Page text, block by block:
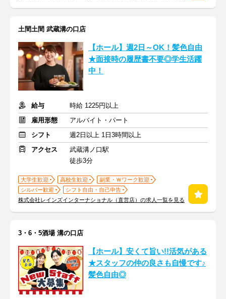
土間土間 武蔵溝の口店
【ホール】週2日～OK！髪色自由
★面接時の履歴書不要◎学生活躍
中！
給与
時給 1225円以上
雇用形態
アルバイト・パート
シフト
週2日以上 1日3時間以上
アクセス
武蔵溝ノ口駅
徒歩3分
大学生歓迎 高校生歓迎
副業・Ｗワーク歓迎
シルバー歓迎
シフト自由・自己申告
株式会社レインズインターナショナル（直営店）の求人一覧を見る
3・6・5酒場 溝の口店
【ホール】安くて旨い!!活気がある
★スタッフの仲の良さも自慢です♪
髪色自由◎